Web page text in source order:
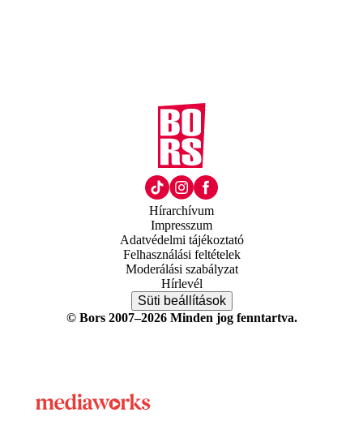
Hírarchívum
Impresszum
Adatvédelmi tájékoztató
Felhasználási feltételek
Moderálási szabályzat
Hírlevél
Süti beállítások
© Bors 2007–2026 Minden jog fenntartva.